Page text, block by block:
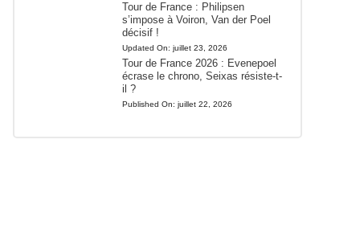
Tour de France : Philipsen
s’impose à Voiron, Van der Poel
décisif !
Updated On: juillet 23, 2026
Tour de France 2026 : Evenepoel
écrase le chrono, Seixas résiste-t-
il ?
Published On: juillet 22, 2026